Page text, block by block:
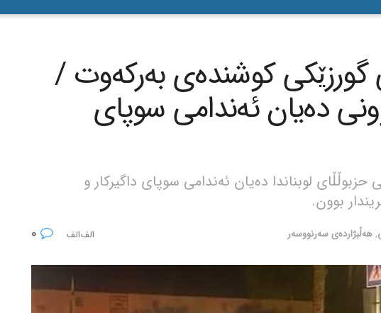
گورزێکی کوشندەی بەرکەوت /
دەیان ئەندامی سوپای
لوبناندا دەیان ئەندامی سوپای داگیرکار و
بوون.
,هەڵبژاردەی سەرنووسەر